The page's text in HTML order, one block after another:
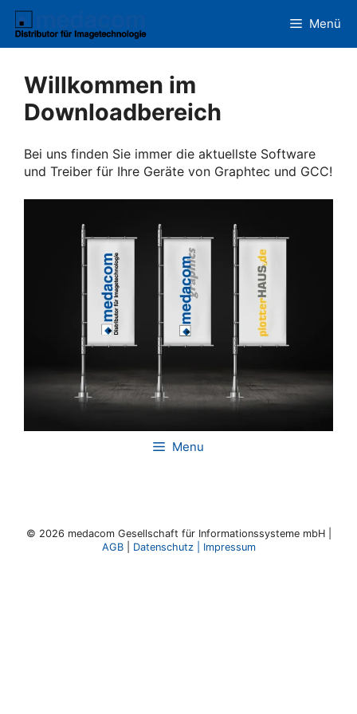
Zum
Inhalt
Menü
Willkommen im
Downloadbereich
Bei uns finden Sie immer die aktuellste Software
und Treiber für Ihre Geräte von Graphtec und GCC!
Menu
© 2026 medacom Gesellschaft für Informationssysteme mbH |
AGB| Datenschutz| Impressum